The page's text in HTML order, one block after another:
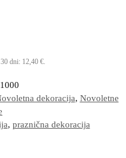
dni: 12,40 €
dekoracija, Novoletne
, praznična dekoracija